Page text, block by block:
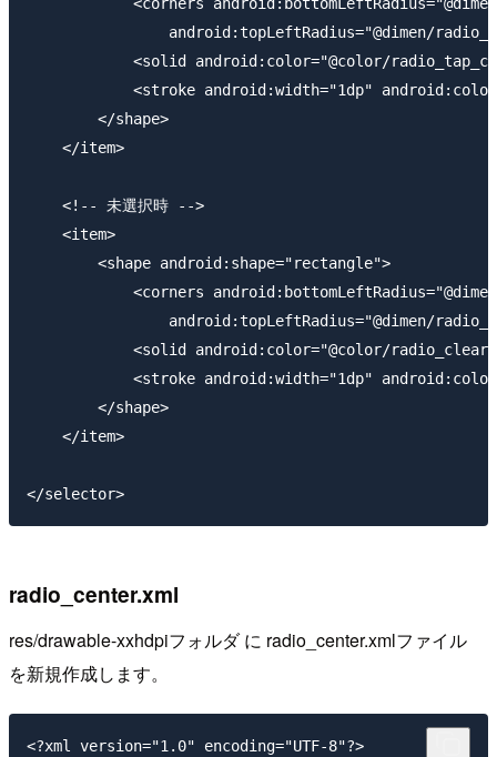
android:topLeftRadius="@dimen/
<solid android:color="@color/
<stroke android:width="1dp"
        </shape>
    </item>
    <!-- 未選択時 -->
    <item>
        <shape android:shape="rectangle">
<corners
android:topLeftRadius="@dimen/
<solid android:color="@color/
<stroke android:width="1dp"
        </shape>
    </item>
radio_center.xml
res/drawable-xxhdpiフォルダ に radio_center.xmlファイル
を新規作成します。
<?xml version="1.0" encoding="UTF-8"?>